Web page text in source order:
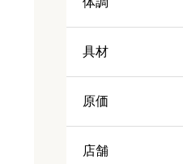
具材
原価
店舗